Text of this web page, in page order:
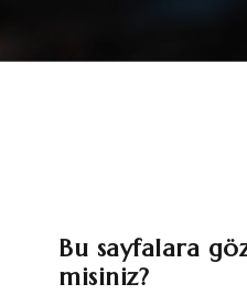
Bu sayfalara
misiniz?